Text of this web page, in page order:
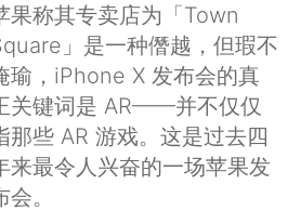
果称其专卖店为「Town
」是一种僭越，但瑕不
瑜，iPhone X 发布会的真
关键词是 AR——并不仅仅
那些 AR 游戏。这是过去四
来最令人兴奋的一场苹果发
会。